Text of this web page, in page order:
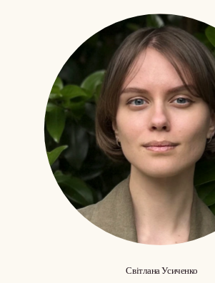
Світлана Усиченко